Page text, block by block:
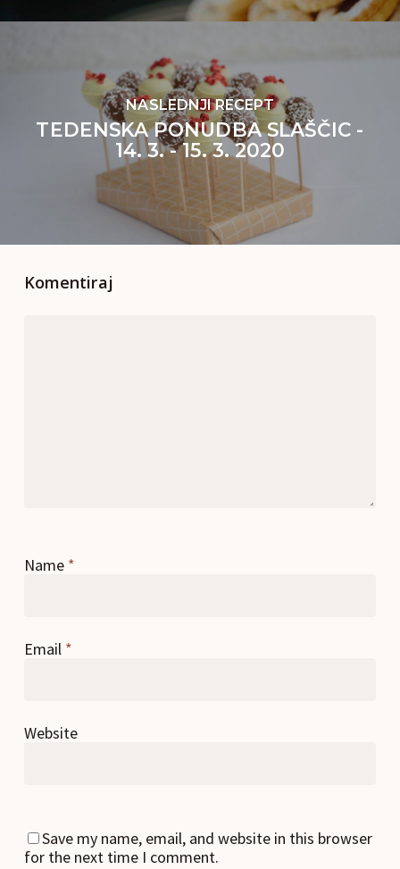
NASLEDNJI RECEPT
TEDENSKA PONUDBA SLAŠČIC -
14. 3. - 15. 3. 2020
Komentiraj
Name *
Email *
Website
Save my name, email, and website in this browser
for the next time I comment.